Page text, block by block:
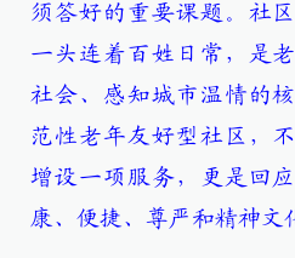
须答好的重要课题。社
一头连着百姓日常，是
社会、感知城市温情的
范性老年友好型社区，
增设一项服务，更是回
康、便捷、尊严和精神文